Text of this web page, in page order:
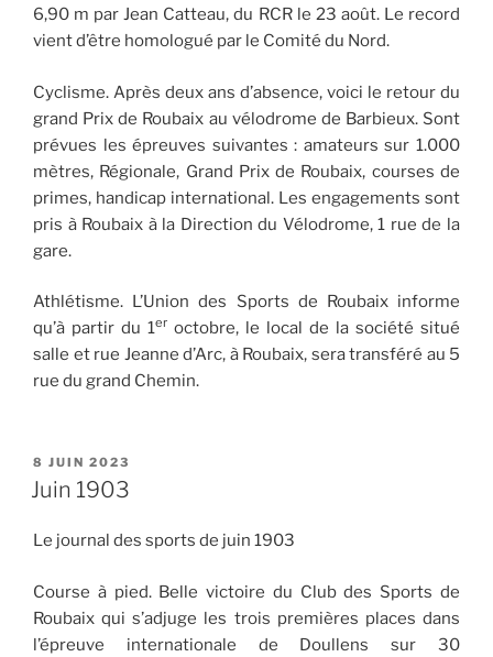
6,90 m par Jean Catteau, du RCR le 23 août. Le record
vient d’être homologué par le Comité du Nord.
Cyclisme. Après deux ans d’absence, voici le retour du
grand Prix de Roubaix au vélodrome de Barbieux. Sont
prévues les épreuves suivantes : amateurs sur 1.000
mètres, Régionale, Grand Prix de Roubaix, courses de
primes, handicap international. Les engagements sont
pris à Roubaix à la Direction du Vélodrome, 1 rue de la
gare.
Athlétisme. L’Union des Sports de Roubaix informe
qu’à partir du 1er octobre, le local de la société situé
salle et rue Jeanne d’Arc, à Roubaix, sera transféré au 5
rue du grand Chemin.
PUBLIÉ
LE
8 JUIN 2023
Juin 1903
Le journal des sports de juin 1903
Course à pied. Belle victoire du Club des Sports de
Roubaix qui s’adjuge les trois premières places dans
l’épreuve internationale de Doullens sur 30